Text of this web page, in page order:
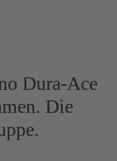
Dura-Ace
Die